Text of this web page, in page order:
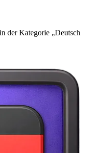
der Kategorie „Deutsch